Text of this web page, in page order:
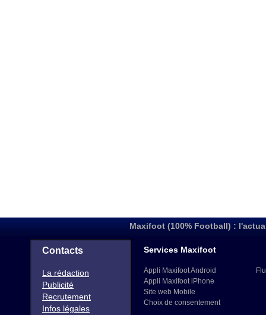
Maxifoot (100% Football) :
Contacts
La rédaction
Publicité
Recrutement
Infos légales
Services Maxifoot
Appli Maxifoot Android
Appli Maxifoot iPhone
Site web Mobile
Choix de consentement